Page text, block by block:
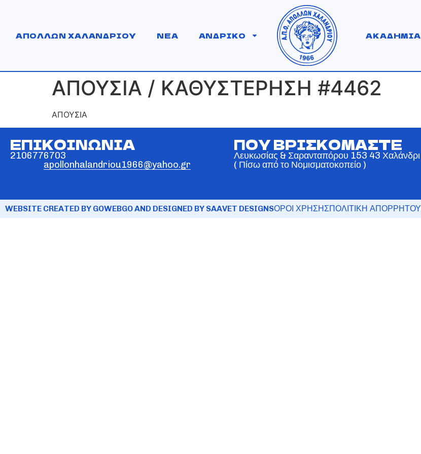
ΑΠΟΛΛΩΝ ΧΑΛΑΝΔΡΙΟΥ ΝΕΑ ΑΝΔΡΙΚΟ ΑΚΑΔΗΜΙΑ
ΑΠΟΥΣΙΑ / ΚΑΘΥΣΤΕΡΗΣΗ #4462
ΑΠΟΥΣΙΑ
ΕΠΙΚΟΙΝΩΝΙΑ
2106776703
apollonhalandriou1966@yahoo.gr
ΠΟΥ ΒΡΙΣΚΟΜΑΣΤΕ
Λευκωσίας & Σαρανταπόρου 153 43 Χαλάνδρι
( Πίσω από το Νομισματοκοπείο )
WEBSITE CREATED BY GOWEBGO AND DESIGNED BY SAAVET DESIGNSΟΡΟΙ ΧΡΗΣΗΣΠΟΛΙΤΙΚΗ ΑΠΟΡΡΗΤΟΥ